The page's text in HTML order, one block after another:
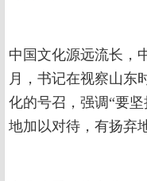
中国文化源远流长，
月，书记在视察山东
化的号召，强调“要
地加以对待，有扬弃